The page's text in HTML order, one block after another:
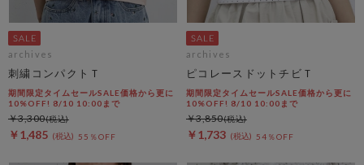
archives
刺繍コンパクトＴ
期間限定タイムセールSALE価格から更に
10%OFF! 8/10 10:00まで
￥1,485 55％OFF
￥3,300
archives
ピコレースドットチビＴ
期間限定タイムセールSALE価格から更に
10%OFF! 8/10 10:00まで
￥1,733 54％OFF
￥3,850